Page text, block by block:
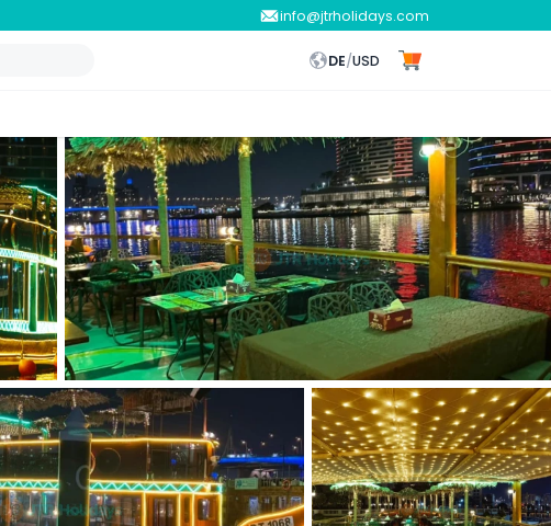
info@jtrholidays.com
DE/USD